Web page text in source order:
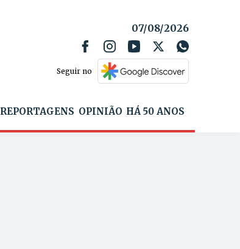
07/08/2026
Seguir no
REPORTAGENS OPINIÃO HÁ 50 ANOS